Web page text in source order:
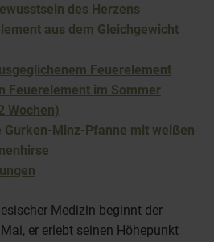
des Herzens
aus dem Gleichgewicht
Feuerelement
Feuerelement im Sommer
Wochen)
Gurken-Minz-Pfanne mit weißen
Medizin beginnt der
er erlebt seinen Höhepunkt